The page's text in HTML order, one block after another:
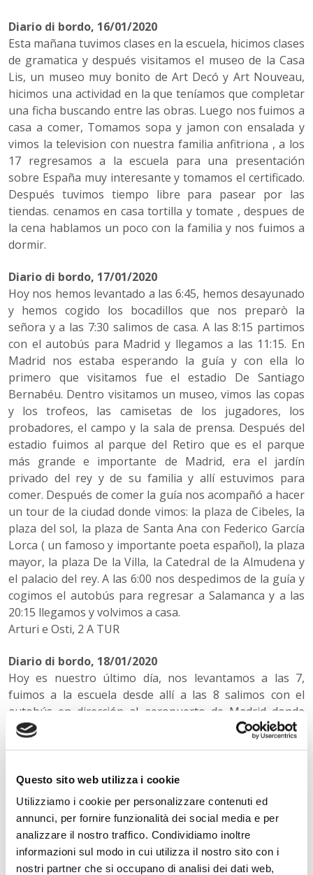
Questo sito web utilizza i cookie
Utilizziamo i cookie per personalizzare contenuti ed
annunci, per fornire funzionalità dei social media e per
analizzare il nostro traffico. Condividiamo inoltre
informazioni sul modo in cui utilizza il nostro sito con i
nostri partner che si occupano di analisi dei dati web,
Diario di bordo, 16/01/2020
Esta mañana tuvimos clases en la escuela, hicimos clases
de gramatica y después visitamos el museo de la Casa
Lis, un museo muy bonito de Art Decó y Art Nouveau,
hicimos una actividad en la que teníamos que completar
una ficha buscando entre las obras. Luego nos fuimos a
casa a comer, Tomamos sopa y jamon con ensalada y
vimos la television con nuestra familia anfitriona , a los
17 regresamos a la escuela para una presentación
sobre España muy interesante y tomamos el certificado.
Después tuvimos tiempo libre para pasear por las
tiendas. cenamos en casa tortilla y tomate , despues de
la cena hablamos un poco con la familia y nos fuimos a
dormir.
Diario di bordo, 17/01/2020
Hoy nos hemos levantado a las 6:45, hemos desayunado
y hemos cogido los bocadillos que nos preparò la
señora y a las 7:30 salimos de casa. A las 8:15 partimos
con el autobús para Madrid y llegamos a las 11:15. En
Madrid nos estaba esperando la guía y con ella lo
primero que visitamos fue el estadio De Santiago
Bernabéu. Dentro visitamos un museo, vimos las copas
y los trofeos, las camisetas de los jugadores, los
probadores, el campo y la sala de prensa. Después del
estadio fuimos al parque del Retiro que es el parque
más grande e importante de Madrid, era el jardín
privado del rey y de su familia y allí estuvimos para
comer. Después de comer la guía nos acompañó a hacer
un tour de la ciudad donde vimos: la plaza de Cibeles, la
plaza del sol, la plaza de Santa Ana con Federico García
Lorca ( un famoso y importante poeta español), la plaza
mayor, la plaza De la Villa, la Catedral de la Almudena y
el palacio del rey. A las 6:00 nos despedimos de la guía y
cogimos el autobús para regresar a Salamanca y a las
20:15 llegamos y volvimos a casa.
Arturi e Osti, 2 A TUR
Diario di bordo, 18/01/2020
Hoy es nuestro último día, nos levantamos a las 7,
fuimos a la escuela desde allí a las 8 salimos con el
autobús en dirección al aeropuerto de Madrid donde
después de almorzar tomamos el avión en dirección a
pesar del frío y la lluvia.
Di seguito il DIARIO DI BORDO redatto dagli studenti delle
classi del TRIENNIO
Diario de bordo
20/01/2020